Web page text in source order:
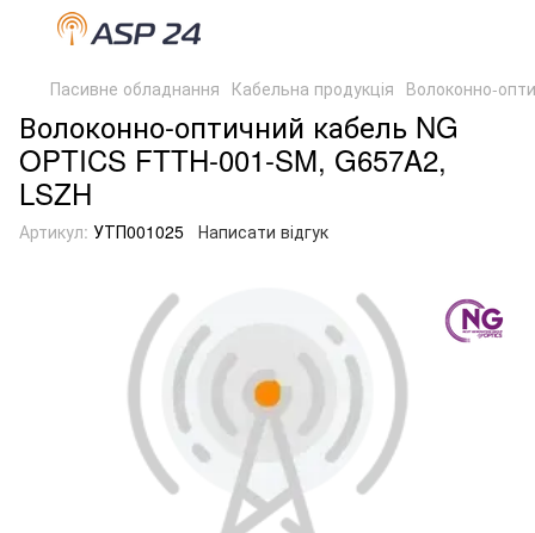
Пасивне обладнання Кабельна продукція Волоконно-
Волоконно-оптичний кабель NG
OPTICS FTTH-001-SM, G657A2,
LSZH
Артикул: УТП001025 Написати відгук